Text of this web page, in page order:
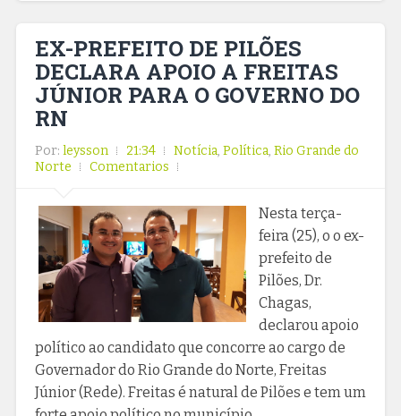
EX-PREFEITO DE PILÕES
DECLARA APOIO A FREITAS
JÚNIOR PARA O GOVERNO DO
RN
Por: leysson 21:34 Notícia, Política, Rio Grande do
Norte
Comentarios
Nesta terça-
feira (25), o o ex-
prefeito de
Pilões, Dr.
Chagas,
declarou apoio
político ao candidato que concorre ao cargo de
Governador do Rio Grande do Norte, Freitas
Júnior (Rede). Freitas é natural de Pilões e tem um